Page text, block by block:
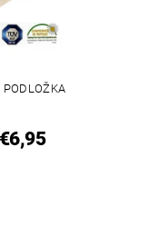
PODLOŽKA
€6,95